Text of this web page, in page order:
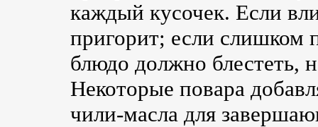
каждый кусочек. Если
пригорит; если слишком
блюдо должно блестеть,
Некоторые повара
чили-масла для